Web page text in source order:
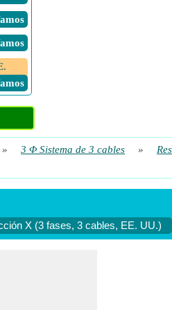
» 3 Φ Sistema de 3 cables »
X (3 fases, 3 cables, EE. UU.)